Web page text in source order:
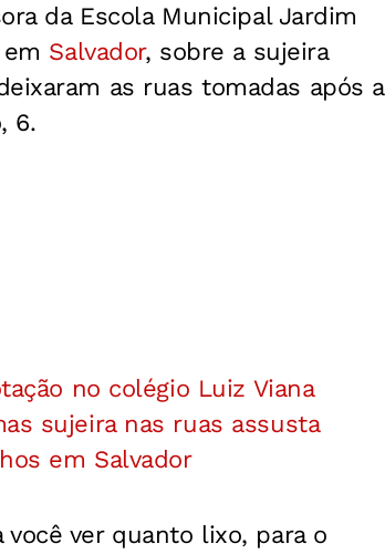
da Escola Municipal Jardim
Salvador, sobre a sujeira
as ruas tomadas após a
6.
no colégio Luiz Viana
sujeira nas ruas assusta
em Salvador
ver quanto lixo, para o